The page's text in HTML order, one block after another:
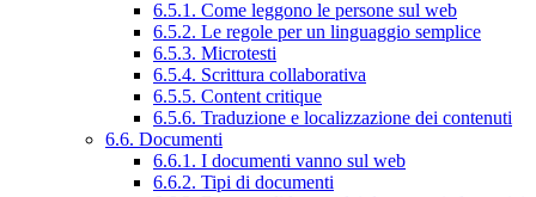
6.5.1. Come leggono le persone sul web
6.5.2. Le regole per un linguaggio semplice
6.5.3. Microtesti
6.5.4. Scrittura collaborativa
6.5.5. Content critique
6.5.6. Traduzione e localizzazione dei contenuti
6.6. Documenti
6.6.1. I documenti vanno sul web
6.6.2. Tipi di documenti